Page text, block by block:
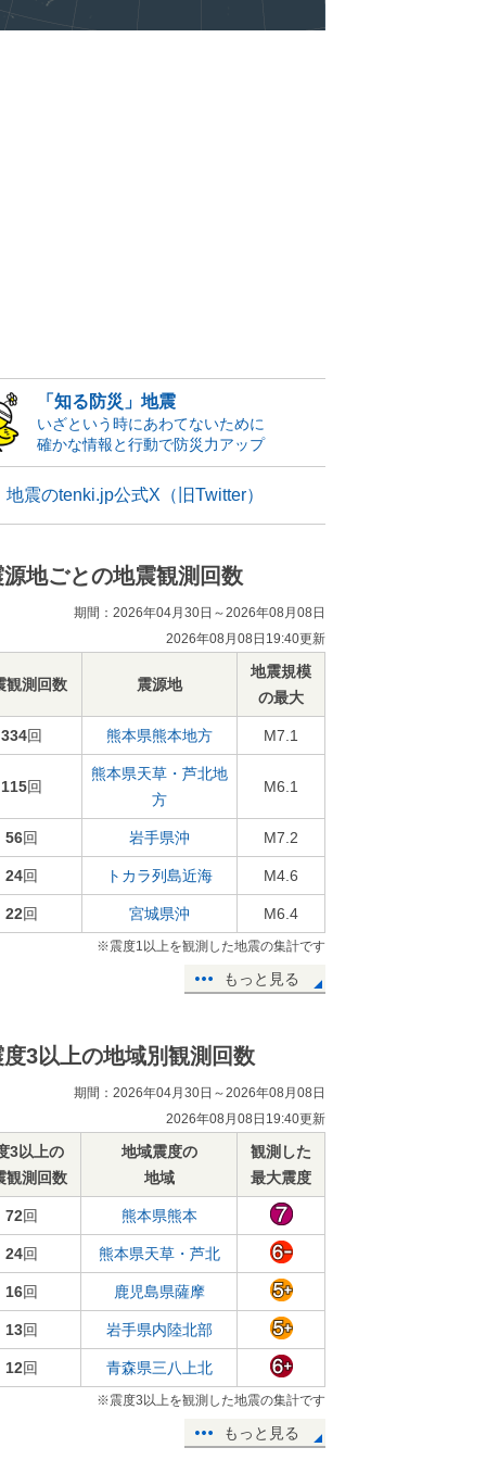
「知る防災」地震
いざという時にあわてないために
確かな情報と行動で防災力アップ
地震のtenki.jp公式X（旧Twitter）
源地ごとの地震観測回数
期間：2026年04月30日～2026年08月08日
2026年08月08日19:40更新
観測回数 震源地
地震規模
の最大
334回 熊本県熊本地方 M7.1
115回
熊本県天草・芦北地
方
M6.1
56回 岩手県沖 M7.2
24回 トカラ列島近海 M4.6
22回 宮城県沖 M6.4
※震度1以上を観測した地震の集計です
もっと見る
度3以上の地域別観測回数
期間：2026年04月30日～2026年08月08日
2026年08月08日19:40更新
3以上の
観測回数
地域震度の
地域
観測した
最大震度
72回 熊本県熊本
24回 熊本県天草・芦北
16回 鹿児島県薩摩
13回 岩手県内陸北部
12回 青森県三八上北
※震度3以上を観測した地震の集計です
もっと見る